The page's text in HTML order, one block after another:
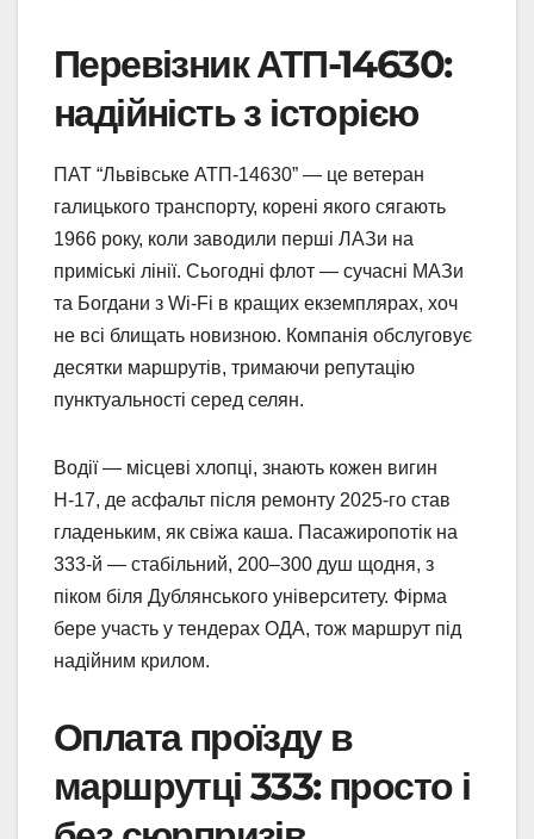
Перевізник АТП-14630:
надійність з історією
ПАТ “Львівське АТП-14630” — це ветеран
галицького транспорту, корені якого сягають
1966 року, коли заводили перші ЛАЗи на
приміські лінії. Сьогодні флот — сучасні МАЗи
та Богдани з Wi-Fi в кращих екземплярах, хоч
не всі блищать новизною. Компанія обслуговує
десятки маршрутів, тримаючи репутацію
пунктуальності серед селян.
Водії — місцеві хлопці, знають кожен вигин
Н-17, де асфальт після ремонту 2025-го став
гладеньким, як свіжа каша. Пасажиропотік на
333-й — стабільний, 200–300 душ щодня, з
піком біля Дублянського університету. Фірма
бере участь у тендерах ОДА, тож маршрут під
надійним крилом.
Оплата проїзду в
маршрутці 333: просто і